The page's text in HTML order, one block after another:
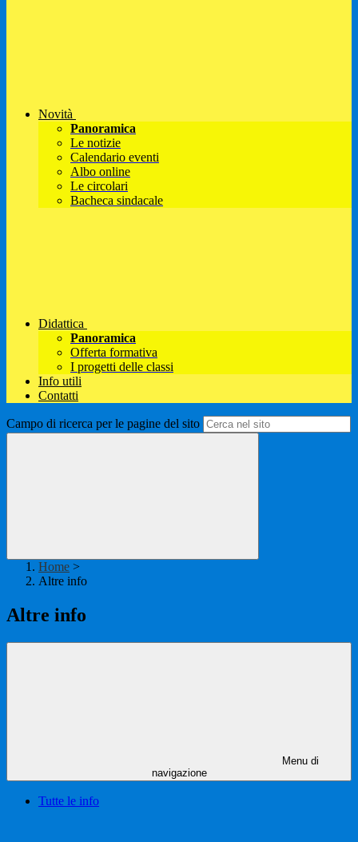
Novità
Panoramica
Le notizie
Calendario eventi
Albo online
Le circolari
Bacheca sindacale
Didattica
Panoramica
Offerta formativa
I progetti delle classi
Info utili
Contatti
Campo di ricerca per le pagine del sito
Home >
Altre info
Altre info
Menu di
navigazione
Tutte le info